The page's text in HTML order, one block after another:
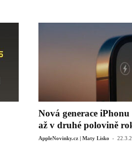
Nová generace iPhonu
až v druhé polovině
AppleNovinky.cz | Maty Lisko -